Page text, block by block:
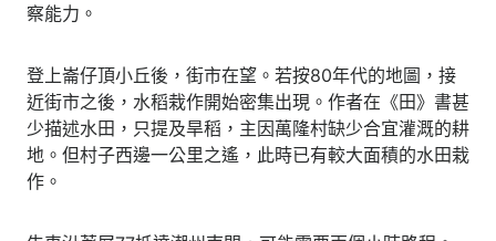
察能力。
登上崙仔頂小丘後，街市在望。若按80年代的地圖，接
近街市之後，水稻栽作開始密集出現。作者在《田》書甚
少描述水田，只提及旱稻，主因萬隆村缺少合宜灌溉的耕
地。但村子西邊一公里之遙，此時已有較大面積的水田栽
作。